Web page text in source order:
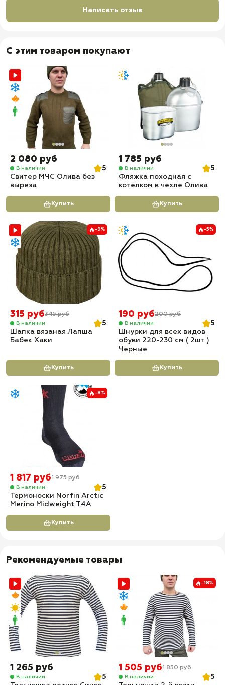
Написать отзыв
С этим товаром покупают
2 080 руб
В наличии
5
Свитер МЧС Олива без
выреза
Купить
1 785 руб
В наличии
5
Фляжка походная с
котелком в чехле Олива
Купить
-9%
315 руб345 руб
В наличии
5
Шапка вязаная Лапша
Бабек Хаки
Купить
-5%
190 руб200 руб
В наличии
5
Шнурки для всех видов
обуви 220-230 см ( 2шт )
Черные
Купить
-8%
1 817 руб1 975 руб
В наличии
5
Термоноски Norfin Arctic
Merino Midweight T4A
Купить
Рекомендуемые товары
1 265 руб
В наличии
5
-18%
1 505 руб1 830 руб
В наличии
5